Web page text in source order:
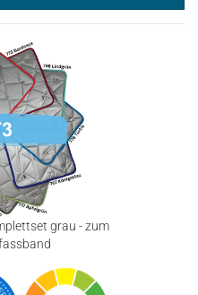
grau - zum